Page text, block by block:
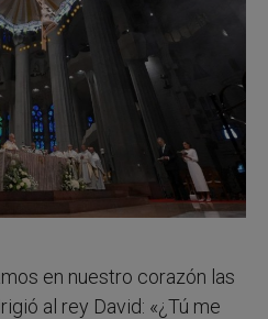
en nuestro corazón las
al rey David: «¿Tú me